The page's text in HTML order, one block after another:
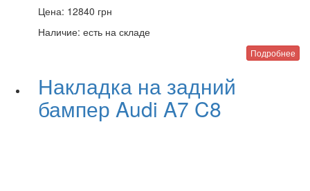
Цена: 12840 грн
Наличие: есть на складе
Подробнее
Накладка на задний
бампер Audi A7 C8